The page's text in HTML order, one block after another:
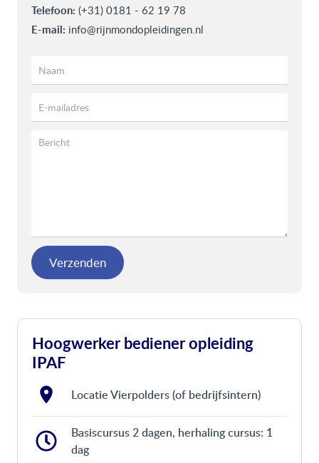
Telefoon: (+31) 0181 - 62 19 78
E-mail: info@rijnmondopleidingen.nl
Verzenden
Hoogwerker bediener opleiding
IPAF
Locatie Vierpolders (of bedrijfsintern)
Basiscursus 2 dagen, herhaling cursus: 1
dag